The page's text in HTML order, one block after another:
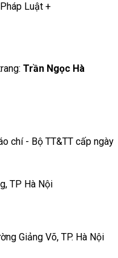
Luật +
Trần Ngọc Hà
chí - Bộ TT&TT cấp ngày
TP Hà Nội
Giảng Võ, TP. Hà Nội